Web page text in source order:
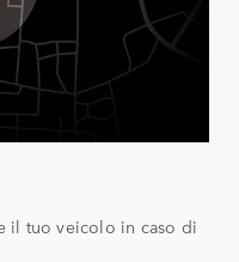
il tuo veicolo in caso di